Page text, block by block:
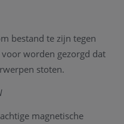
bestand te zijn tegen
worden gezorgd dat
stoten.
magnetische